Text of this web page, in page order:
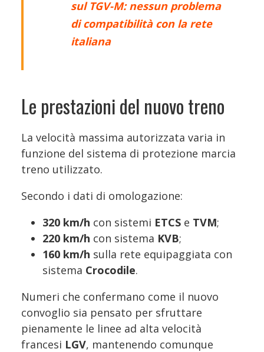
sul TGV-M: nessun problema
di compatibilità con la rete
italiana
Le prestazioni del nuovo treno
La velocità massima autorizzata varia in
funzione del sistema di protezione marcia
treno utilizzato.
Secondo i dati di omologazione:
320 km/h con sistemi ETCS e TVM;
220 km/h con sistema KVB;
160 km/h sulla rete equipaggiata con
sistema Crocodile.
Numeri che confermano come il nuovo
convoglio sia pensato per sfruttare
pienamente le linee ad alta velocità
francesi LGV, mantenendo comunque